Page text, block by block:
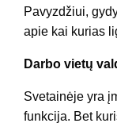
Pavyzdžiui,
apie kai kurias
Darbo vietų
Svetainėje yra
funkcija. Bet